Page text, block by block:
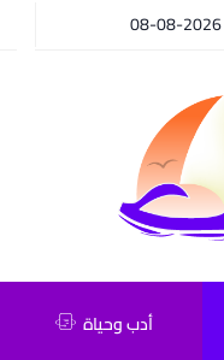
أدب وحياة